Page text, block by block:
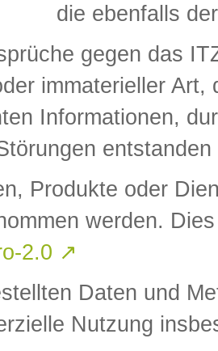
die ebenfalls
gegen das
immaterieller
Informationen,
Produkte oder
werden.
2.0 ↗
Daten und
Nutzung